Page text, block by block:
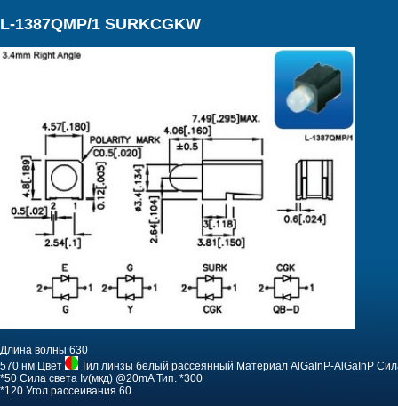
L-1387QMP/1 SURKCGKW
Длина волны 630
570 нм Цвет Тил линзы белый рассеянный Материал AlGaInP-AlGaInP
*50 Сила света Iv(мкд) @20mA Тип. *300
*120 Угол рассеивания 60